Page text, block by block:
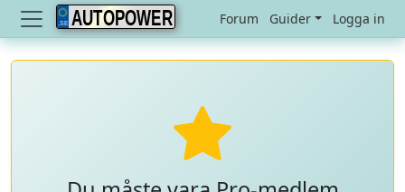
AUTOPOWER Forum Guider Logga in